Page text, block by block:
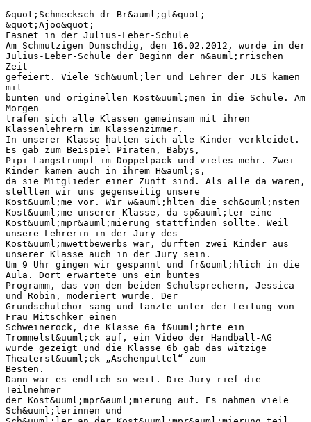
&quot;Schmecksch dr Br&auml;gl&quot; -
&quot;Ajoo&quot;
Fasnet in der Julius-Leber-Schule
Am Schmutzigen Dunschdig, den 16.02.2012, wurde in der
Julius-Leber-Schule der Beginn der n&auml;rrischen
Zeit
gefeiert. Viele Sch&uuml;ler und Lehrer der JLS kamen
mit
bunten und originellen Kost&uuml;men in die Schule. Am
Morgen
trafen sich alle Klassen gemeinsam mit ihren
Klassenlehrern im Klassenzimmer.
In unserer Klasse hatten sich alle Kinder verkleidet.
Es gab zum Beispiel Piraten, Babys,
Pipi Langstrumpf im Doppelpack und vieles mehr. Zwei
Kinder kamen auch in ihrem H&auml;s,
da sie Mitglieder einer Zunft sind. Als alle da waren,
stellten wir uns gegenseitig unsere
Kost&uuml;me vor. Wir w&auml;hlten die sch&ouml;nsten
Kost&uuml;me unserer Klasse, da sp&auml;ter eine
Kost&uuml;mpr&auml;mierung stattfinden sollte. Weil
unsere Lehrerin in der Jury des
Kost&uuml;mwettbewerbs war, durften zwei Kinder aus
unserer Klasse auch in der Jury sein.
Um 9 Uhr gingen wir gespannt und fr&ouml;hlich in die
Aula. Dort erwartete uns ein buntes
Programm, das von den beiden Schulsprechern, Jessica
und Robin, moderiert wurde. Der
Grundschulchor sang und tanzte unter der Leitung von
Frau Mitschker einen
Schweinerock, die Klasse 6a f&uuml;hrte ein
Trommelst&uuml;ck auf, ein Video der Handball-AG
wurde gezeigt und die Klasse 6b gab das witzige
Theaterst&uuml;ck „Aschenputtel“ zum
Besten.
Dann war es endlich so weit. Die Jury rief die
Teilnehmer
der Kost&uuml;mpr&auml;mierung auf. Es nahmen viele
Sch&uuml;lerinnen und